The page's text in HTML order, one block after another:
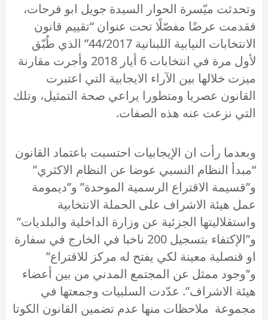
وتحدثت ميّسرة الحوار السيدة جويل ابو فرحات،
فقدمت عرضًا مفصّلًا تحت عنوان “تقييم قانون
الانتخابات النيابية اللبنانية 44/2017” الذي طُبّق
لأول مرة في انتخابات 6 أيار 2018 وأجرت مقارنة
ميزت خلالها بين الآراء الايجابية التي اعتبرت
القانون عصريا ومتطورا يراعي صحة التمثيل، وتلك
التي نزعت عنه هذه الصفات.
وبعدما رأت ان الإيجابيات احتسبت باعتماد القانون
“مبدأ النظام النسبي عوضا عن النظام الاكثري”
و”قسيمة الاقتراع الرسمية الموحدة” و”ديمومة
عمل هيئة الاشراف على الحملة الانتخابية
واستقلاليتها الجزئية عن وزارة الداخلية والبلديات”
و”الإكتفاء بتسجيل 200 ناخبا في الخارج في سفارة
او قنصلية معينة لكي يفتح له مركز للاقتراع”
و”وجود ممثل عن المجتمع المدني من بين أعضاء
هيئة الاشراف”. عدّدت السلبيات وجمعتها في
مجموعة ملاحظات منها عدم تضمين القانون الكوتا